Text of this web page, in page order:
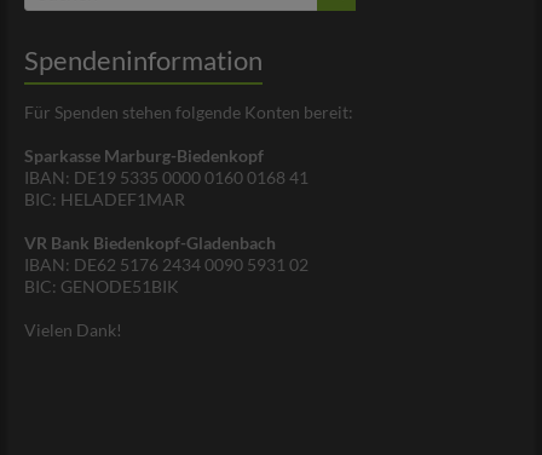
Spendeninformation
Für Spenden stehen folgende Konten bereit:
Sparkasse Marburg-Biedenkopf
IBAN: DE19 5335 0000 0160 0168 41
BIC: HELADEF1MAR
VR Bank Biedenkopf-Gladenbach
IBAN: DE62 5176 2434 0090 5931 02
BIC: GENODE51BIK
Vielen Dank!